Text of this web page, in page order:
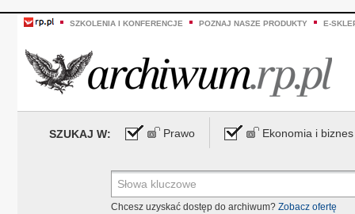
SZKOLENIA I KONFERENCJE POZNAJ NASZE PRODUKTY E-
SZUKAJ W: Prawo Ekonomia i biznes
Chcesz uzyskać dostęp do archiwum? Zobacz ofertę